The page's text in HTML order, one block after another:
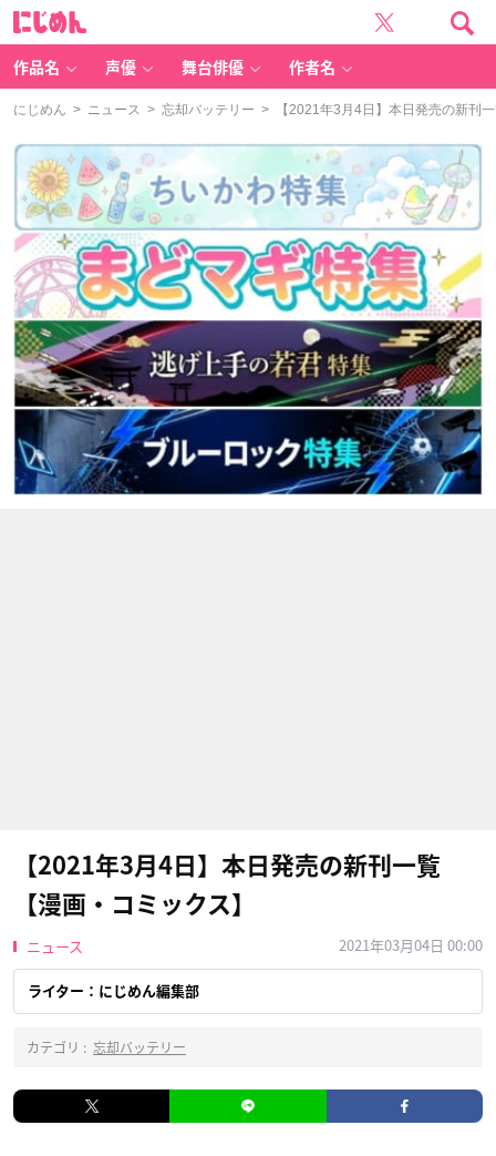
作品名 声優 舞台俳優 作者名
にじめん > ニュース > 忘却バッテリー > 【2021年3月4日】本日発売の新刊
【2021年3月4日】本日発売の新刊一覧
【漫画・コミックス】
ニュース 2021年03月04日 00:00
ライター：にじめん編集部
カテゴリ : 忘却バッテリー